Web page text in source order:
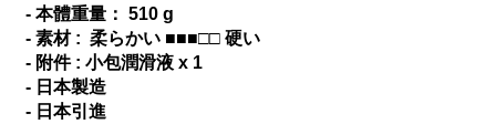
- 本體重量： 510 g
- 素材 : 柔らかい ■■■□□ 硬い
- 附件 : 小包潤滑液 x 1
- 日本製造
- 日本引進